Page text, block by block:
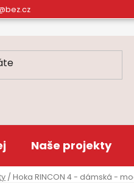
Naše projekty
/ Hoka RINCON 4 - dámská -